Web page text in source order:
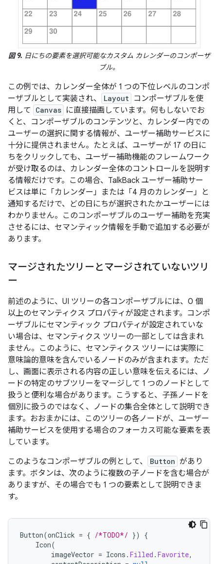
図 9. 日にちの要素を選択可能なカスタム カレンダーのコンポーザ
ブル。
この例では、カレンダー全体が 1 つの下位レベルのコンポ
ーザブルとして実装され、
Layout コンポーザブルを使
用して
Canvas に直接描画しています。何もしないでお
くと、コンポーザブルのコンテンツと、カレンダー内での
ユーザーの選択に関する情報が、ユーザー補助サービスに
十分に提供されません。たとえば、ユーザーが 17 の日に
ちをクリックしても、ユーザー補助機能のフレームワーク
が受け取るのは、カレンダー全体のコントロールを説明す
る情報だけです。この場合、TalkBack ユーザー補助サー
ビスは単に「カレンダー」または「4 月のカレンダー」と
通知するだけで、どの日にちが選択されたかユーザーには
わかりません。このコンポーザブルのユーザー補助を充実
させるには、セマンティック情報を手動で追加する必要が
あります。
マージされたツリーとマージされていないツリ
ー
前述のように、UI ツリーの各コンポーザブルには、0 個
以上のセマンティクス プロパティが設定されます。コンポ
ーザブルにセマンティック プロパティが設定されていな
い場合は、セマンティクス ツリーの一部としては含まれ
ません。このように、セマンティクス ツリーには実際に
意味論的意味を含んでいるノードのみが含まれます。ただ
し、画面に表示される内容の正しい意味を伝えるには、ノ
ードの特定のサブツリーをマージして 1 つのノードとして
扱うと便利な場合があります。こうすると、子孫ノードを
個別に扱うのではなく、ノードの集合全体として説明でき
ます。おおまかには、このツリーの各ノードが、ユーザー
補助サービスを使用する場合のフォーカス可能な要素を表
しています。
このようなコンポーザブルの例として、
Button があり
ます。ボタンは、次のように複数の子ノードを含む場合が
ありますが、その場合でも 1 つの要素として説明できま
す。
Button(onClick = { /*TODO*/ })
{
Icon(
imageVector = Icons . Filled . Favorite,